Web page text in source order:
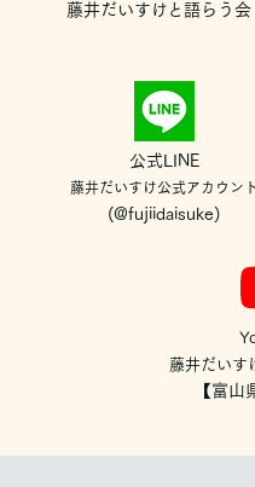
藤井だいすけと語らう会
公式LINE
藤井だいすけ公式アカウント
(@fujiidaisuke)
藤井だいす
【富山